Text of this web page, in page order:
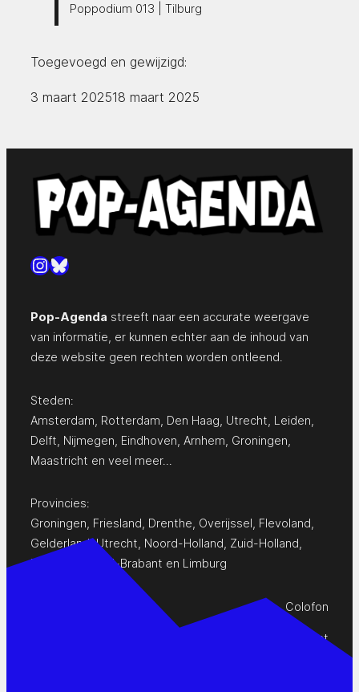
Poppodium 013 | Tilburg
Toegevoegd en gewijzigd:
3 maart 202518 maart 2025
Instagram
Bluesky
Pop-Agenda streeft naar een accurate weergave
van informatie, er kunnen echter aan de inhoud van
deze website geen rechten worden ontleend.
Steden:
Amsterdam Rotterdam Den Haag Utrecht Leiden
Delft Nijmegen Eindhoven Arnhem Groningen
Maastricht en veel meer…
Provincies:
Groningen Friesland Drenthe Overijssel Flevoland
Gelderland,Utrecht Noord-Holland Zuid-Holland
Zeeland
Noord-Brabant en Limburg
Colofon
Privacy Statement